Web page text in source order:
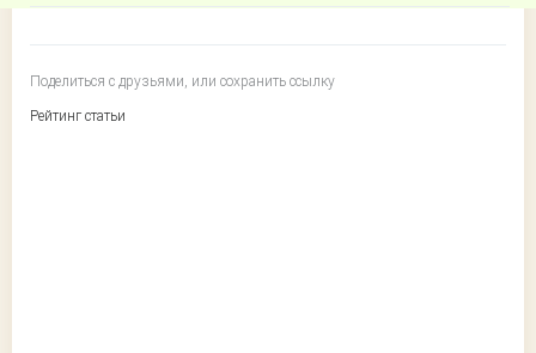
Поделиться с друзьями, или сохранить ссылку
Рейтинг статьи